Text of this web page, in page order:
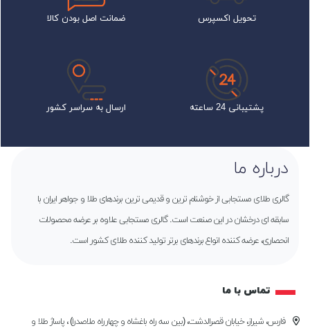
تحویل اکسپرس ضمانت اصل بودن کالا
پشتیبانی 24 ساعته ارسال به سراسر کشور
درباره ما
گالری طلای مستجابی از خوشنام ترین و قدیمی ترین برندهای طلا و جواهر ایران با
سابقه ای درخشان در این صنعت است. گالری مستجابی علاوه بر عرضه محصولات
انحصاری، عرضه کننده انواع برندهای برتر تولید کننده طلای کشور است.
تماس با ما
فارس، شیراز، خیابان قصرالدشت، (بین سه راه باغشاه و چهارراه ملاصدرا) ، پاساژ طلا و